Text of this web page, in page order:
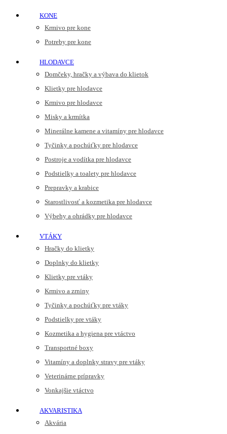
KONE
Krmivo pre kone
Potreby pre kone
HLODAVCE
Domčeky, hračky a výbava do klietok
Klietky pre hlodavce
Krmivo pre hlodavce
Misky a krmítka
Minerálne kamene a vitamíny pre hlodavce
Tyčinky a pochúťky pre hlodavce
Postroje a vodítka pre hlodavce
Podstielky a toalety pre hlodavce
Prepravky a krabice
Starostlivosť a kozmetika pre hlodavce
Výbehy a ohrádky pre hlodavce
VTÁKY
Hračky do klietky
Doplnky do klietky
Klietky pre vtáky
Krmivo a zrniny
Tyčinky a pochúťky pre vtáky
Podstielky pre vtáky
Kozmetika a hygiena pre vtáctvo
Transportné boxy
Vitamíny a doplnky stravy pre vtáky
Veterinárne prípravky
Vonkajšie vtáctvo
AKVARISTIKA
Akvária